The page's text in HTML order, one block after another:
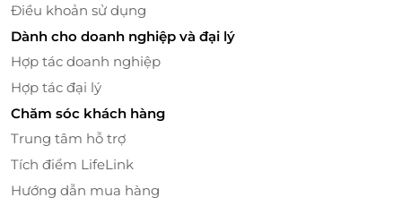
Điều khoản sử dụng
Dành cho doanh nghiệp và đại lý
Hợp tác doanh nghiệp
Hợp tác đại lý
Chăm sóc khách hàng
Trung tâm hỗ trợ
Tích điểm LifeLink
Hướng dẫn mua hàng